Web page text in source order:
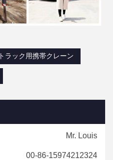
トラック用携帯クレーン
Mr. Louis
00-86-15974212324